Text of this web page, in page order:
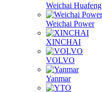
Weichai Huafeng
Weichai Power
XINCHAI
VOLVO
Yanmar